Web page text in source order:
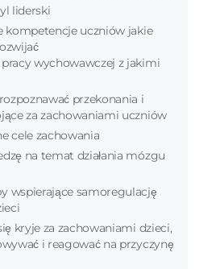
liderski
kompetencje uczniów jakie
wychowawczej z jakimi
przekonania i
za zachowaniami uczniów
cele zachowania
na temat działania mózgu
wspierające samoregulację
kryje za zachowaniami dzieci,
i reagować na przyczynę